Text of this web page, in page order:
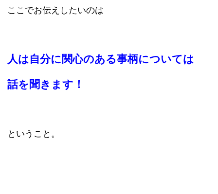
ここでお伝えしたいのは
人は自分に関心のある事柄については
話を聞きます！
ということ。